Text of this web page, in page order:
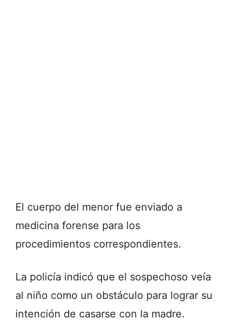
El cuerpo del menor fue enviado a
medicina forense para los
procedimientos correspondientes.
La policía indicó que el sospechoso veía
al niño como un obstáculo para lograr su
intención de casarse con la madre.